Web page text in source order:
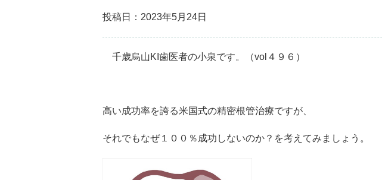
投稿日：2023年5月24日
千歳烏山KI歯医者の小泉です。（vol４９６）​​​
高い成功率を誇る米国式の精密根管治療ですが、
それでもなぜ１００％成功しないのか？を考えてみましょう。